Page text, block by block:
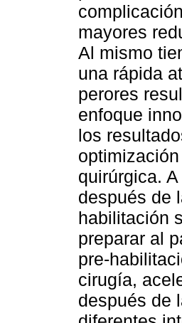
mayores
Al mismo
una rápida
perores
enfoque
los
quirúrgica.
después de
habilitación
preparar al
pre-
cirugía,
después de